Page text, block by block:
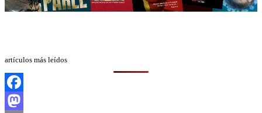
artículos más leídos
Facebook